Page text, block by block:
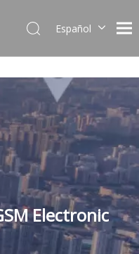
Español
한국어
日本語
Italiano
Português
Français
简体中文
English
Electronic